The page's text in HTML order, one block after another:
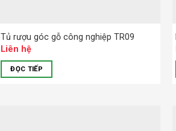
Tủ rượu góc gỗ công nghiệp TR09
Liên hệ
ĐỌC TIẾP